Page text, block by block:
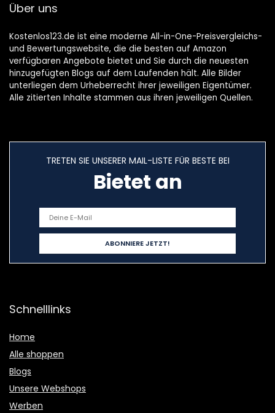
Über uns
Kostenlos123.de ist eine moderne All-in-One-Preisvergleichs-
und Bewertungswebsite, die die besten auf Amazon
verfügbaren Angebote bietet und Sie durch die neuesten
hinzugefügten Blogs auf dem Laufenden hält. Alle Bilder
unterliegen dem Urheberrecht ihrer jeweiligen Eigentümer.
Alle zitierten Inhalte stammen aus ihren jeweiligen Quellen.
TRETEN SIE UNSERER MAIL-LISTE FÜR BESTE BEI
Bietet an
Schnelllinks
Home
Alle shoppen
Blogs
Unsere Webshops
Werben